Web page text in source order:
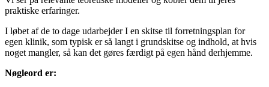
praktiske erfaringer.
I løbet af de to dage udarbejderI en skitse til forretningsplan for
egen klinik, som typisk er så langt i grundskitse og indhold, at hvis
noget mangler, så kan det gøres færdigt på egen hånd derhjemme.
Nøgleord er: